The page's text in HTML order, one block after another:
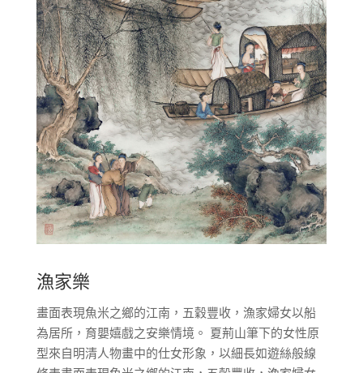
漁家樂
畫面表現魚米之鄉的江南，五穀豐收，漁家婦女以船
為居所，育嬰嬉戲之安樂情境。 夏荊山筆下的女性原
型來自明清人物畫中的仕女形象，以細長如遊絲般線